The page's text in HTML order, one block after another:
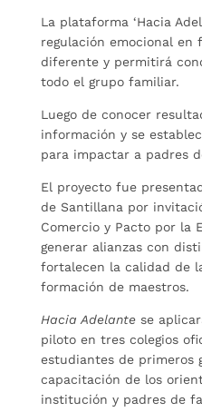
La plataforma ‘Hacia
regulación emocional en
diferente y permitirá
todo el grupo familiar.
Luego de conocer
información y se
para impactar a padres
El proyecto fue
de Santillana por
Comercio y Pacto por la
generar alianzas con
fortalecen la calidad de
formación de maestros.
Hacia Adelantese
piloto en tres colegios
estudiantes de primeros
capacitación de los
institución y padres de